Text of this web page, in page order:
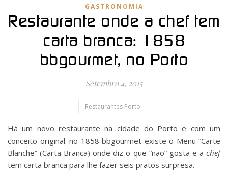
GASTRONOMIA
Restaurante onde a chef tem
carta branca: 1858
bbgourmet, no Porto
Setembro 4, 2015
Restaurantes Porto
Há um novo restaurante na cidade do Porto e com um
conceito original: no 1858 bbgourmet existe o Menu “Carte
Blanche” (Carta Branca) onde diz o que “não” gosta e a chef
tem carta branca para lhe fazer seis pratos surpresa.